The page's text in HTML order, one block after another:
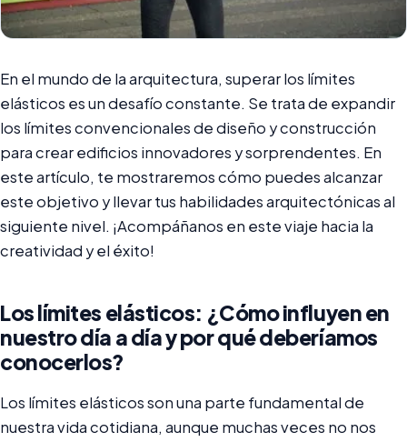
En el mundo de la arquitectura, superar los límites
elásticos es un desafío constante. Se trata de expandir
los límites convencionales de diseño y construcción
para crear edificios innovadores y sorprendentes. En
este artículo, te mostraremos cómo puedes alcanzar
este objetivo y llevar tus habilidades arquitectónicas al
siguiente nivel. ¡Acompáñanos en este viaje hacia la
creatividad y el éxito!
Los límites elásticos: ¿Cómo influyen en
nuestro día a día y por qué deberíamos
conocerlos?
Los límites elásticos son una parte fundamental de
nuestra vida cotidiana, aunque muchas veces no nos